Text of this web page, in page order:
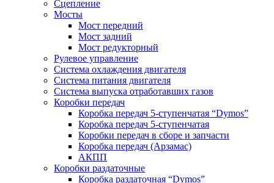
Сцепление
Мосты
Мост передний
Мост задний
Мост редукторный
Рулевое управление
Система охлаждения двигателя
Система питания двигателя
Система выпуска отработавших газов
Коробки передач
Коробка передач 5-ступенчатая “Dymos”
Коробка передач 5-ступенчатая
Коробки передач в сборе и запчасти
Коробка передач (Арзамас)
АКПП
Коробки раздаточные
Коробка раздаточная “Dymos”